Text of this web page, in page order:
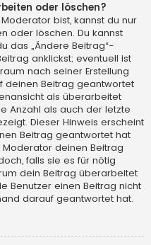
oder löschen?
bist, kannst du nur
oder löschen. Du kannst
das „Ändere Beitrag“-
anklickst; eventuell ist
nach seiner Erstellung
deinen Beitrag geantwortet
als überarbeitet
Anzahl als auch der letzte
Dieser Hinweis erscheint
Beitrag geantwortet hat
deinen Beitrag
falls sie es für nötig
dein Beitrag überarbeitet
Benutzer einen Beitrag nicht
darauf geantwortet hat.